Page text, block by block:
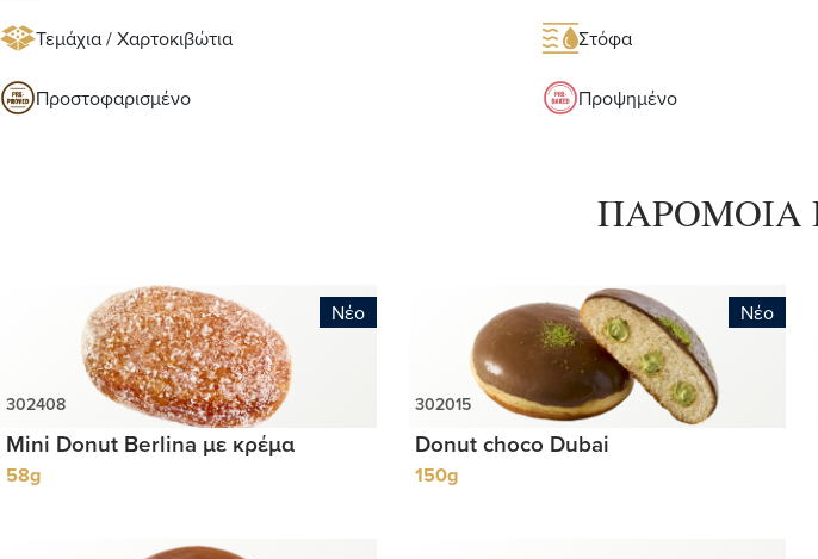
Τεμάχια / Χαρτοκιβώτια Στόφα
Προστοφαρισμένο Προψημένο
ΠΑΡΟΜΟΙΑ
Νέο
Mini Donut Berlina με κρέμα
58g
Νέο
Donut choco Dubai
150g